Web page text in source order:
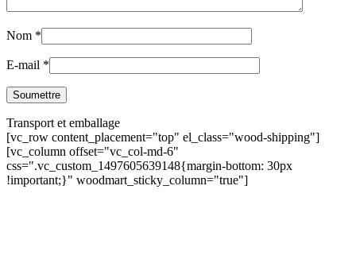
Nom *
E-mail *
Transport et emballage
[vc_row content_placement="top" el_class="wood-shipping"]
[vc_column offset="vc_col-md-6"
css=".vc_custom_1497605639148{margin-bottom: 30px
!important;}" woodmart_sticky_column="true"]